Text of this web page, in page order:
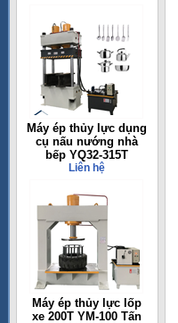
Máy ép thủy lực dụng
cụ nấu nướng nhà
bếp YQ32-315T
Liên hệ
Máy ép thủy lực lốp
xe 200T YM-100 Tấn